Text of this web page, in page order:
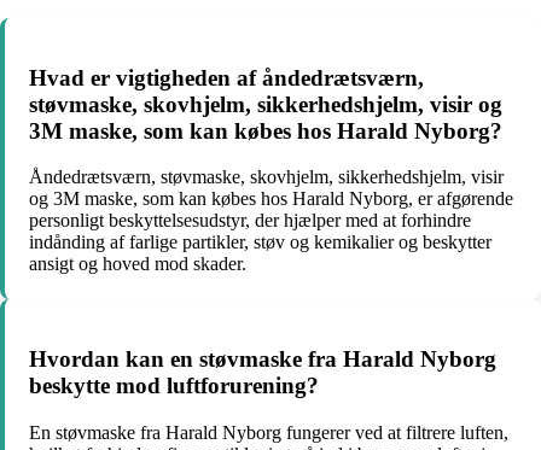
Hvad er vigtigheden af ​​åndedrætsværn,
støvmaske, skovhjelm, sikkerhedshjelm, visir og
3M maske, som kan købes hos Harald Nyborg?
Åndedrætsværn, støvmaske, skovhjelm, sikkerhedshjelm, visir
og 3M maske, som kan købes hos Harald Nyborg, er afgørende
personligt beskyttelsesudstyr, der hjælper med at forhindre
indånding af farlige partikler, støv og kemikalier og beskytter
ansigt og hoved mod skader.
Hvordan kan en støvmaske fra Harald Nyborg
beskytte mod luftforurening?
En støvmaske fra Harald Nyborg fungerer ved at filtrere luften,